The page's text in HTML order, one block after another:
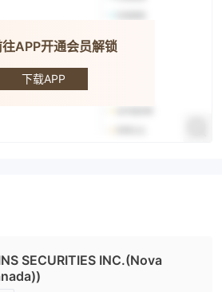
APP开通会员解锁
下载APP
Desjardins
Brokerage
SECURITIES INC.(Nova